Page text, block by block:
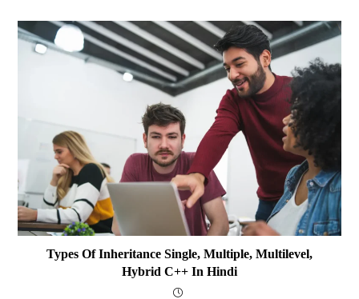
Types Of Inheritance Single, Multiple, Multilevel,
Hybrid C++ In Hindi